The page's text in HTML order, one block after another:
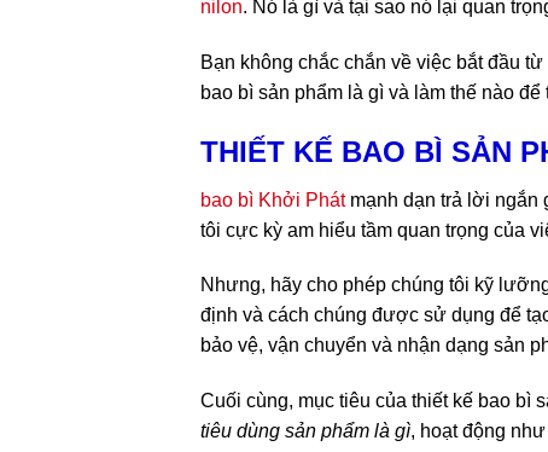
nilon. Nó là gì và tại sao nó lại quan
Bạn không chắc chắn về việc bắt đầu
bao bì sản phẩm là gì và làm thế nào
THIẾT KẾ BAO BÌ SẢN
bao bì Khởi Phátmạnh dạn trả lời ngắn
tôi cực kỳ am hiểu tầm quan trọng của
Nhưng, hãy cho phép chúng tôi kỹ
định và cách chúng được sử dụng để
bảo vệ, vận chuyển và nhận dạng sản
Cuối cùng, mục tiêu của thiết kế bao bì
tiêu dùng sản phẩm là gì, hoạt động